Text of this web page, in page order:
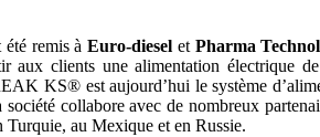
été remis àEuro-diesel et Pharma
clients une alimentation électrique
KS® est aujourd’hui le système
collabore avec de nombreux
au Mexique et en Russie.